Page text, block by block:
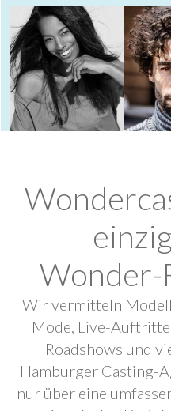
Wonder-
Wir vermitteln
Mode, Live-
Roadshows und
Hamburger Casting-
nur über eine